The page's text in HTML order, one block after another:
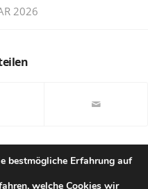
2026
bestmögliche Erfahrung auf
welche Cookies wir